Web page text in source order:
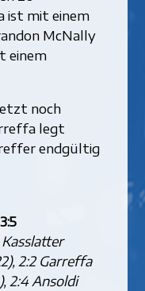
ist mit einem
McNally
einem
noch
legt
endgültig
Kasslatter
2:2 Garreffa
2:4 Ansoldi